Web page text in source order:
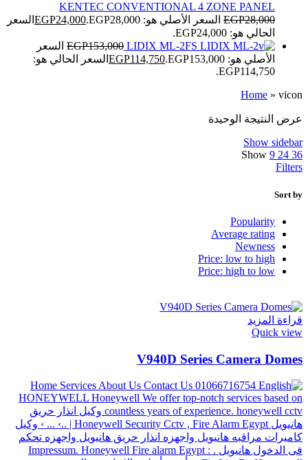
KENTEC CONVENTIONAL 4 ZONE PANEL
EGP28,000 السعر الأصلي هو: EGP28,000. EGP24,000
السعر
الحالي هو: EGP24,000.
LIDIX ML-2FS
EGP153,000
السعر
الأصلي هو: EGP153,000.
EGP114,750
السعر الحالي هو:
EGP114,750.
Home » vicon
عرض النتيجة الوحيدة
Show sidebar
Show 9 24 36
Filters
Sort by
Popularity
Average rating
Newness
Price: low to high
Price: high to low
قراءة المزيد
Quick view
V940D Series Camera Domes